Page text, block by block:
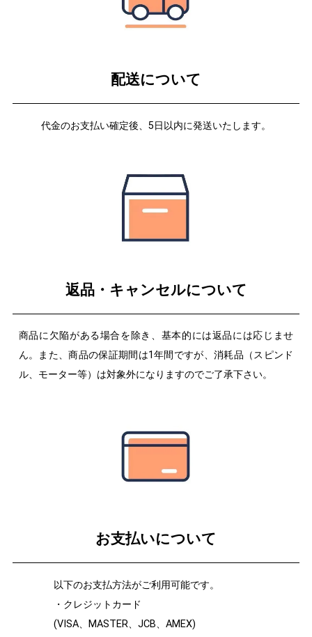
配送について
代金のお支払い確定後、5日以内に発送いたします。
返品・キャンセルについて
商品に欠陥がある場合を除き、基本的には返品には応じませ
ん。また、商品の保証期間は1年間ですが、消耗品（スピンド
ル、モーター等）は対象外になりますのでご了承下さい。
お支払いについて
以下のお支払方法がご利用可能です。
・クレジットカード
(VISA、MASTER、JCB、AMEX)